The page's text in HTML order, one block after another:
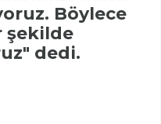
Böylece
şekilde
dedi.